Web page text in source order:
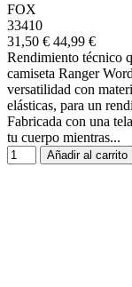
FOX
33410
31,50 € 44,99 €
Rendimiento técnico
camiseta Ranger
versatilidad con
elásticas, para un
Fabricada con una
tu cuerpo mientras...
Añadir al carrito